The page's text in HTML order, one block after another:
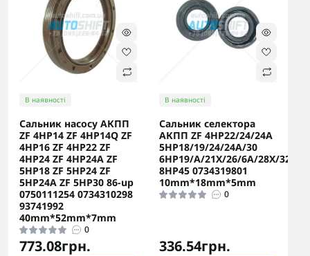
В наявності
Сальник насосу АКПП
ZF 4HP14 ZF 4HP14Q ZF
4HP16 ZF 4HP22 ZF
4HP24 ZF 4HP24A ZF
5HP18 ZF 5HP24 ZF
5HP24A ZF 5HP30 86-up
0750111254 0734310298
93741992
40mm*52mm*7mm
0
773.08грн.
В наявності
Сальник селектора
АКПП ZF 4HP22/24/24A
5HP18/19/24/24A/30
6HP19/A/21X/26/6A/28X/32
8HP45 0734319801
10mm*18mm*5mm
0
336.54грн.